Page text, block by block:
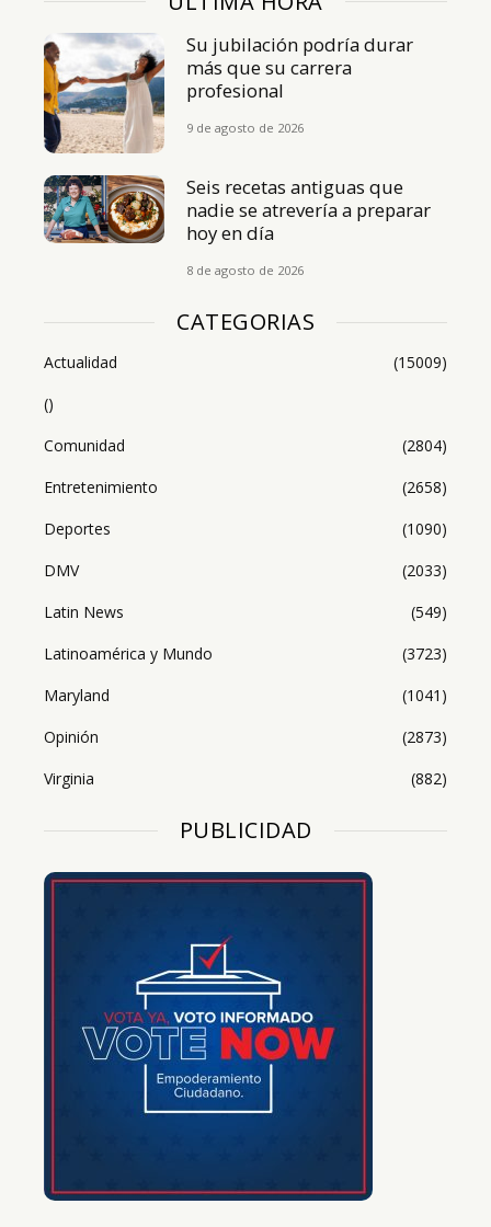
Su jubilación podría durar
más que su carrera
profesional
9 de agosto de 2026
Seis recetas antiguas que
nadie se atrevería a preparar
hoy en día
8 de agosto de 2026
CATEGORIAS
Actualidad
(15009)
()
Comunidad
(2804)
Entretenimiento
(2658)
Deportes
(1090)
DMV
(2033)
Latin News
(549)
Latinoamérica y Mundo
(3723)
Maryland
(1041)
Opinión
(2873)
Virginia
(882)
PUBLICIDAD